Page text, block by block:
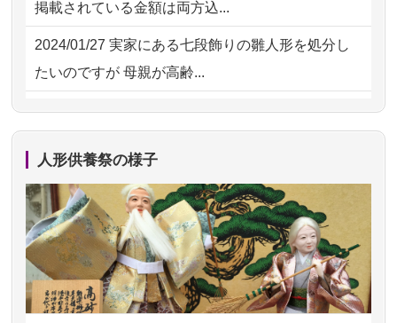
ただけそう...
2026/07/13 遠方からでもご依頼出来る点と申込ま
での方法が...
2026/07/10家から近かったので。
2026/07/08誰も住んでいない実家の片付けを始め
ました。 ...
2026/07/069年間自由が丘店を見守ってくれてあり
がとう。
掲載されている金額は両方込...
2024/01/27 実家にある七段飾りの雛人形を処分し
たいのですが 母親が高齢...
2024/01/13剥製の供養・処分をお願いできます
ですが？
2024/01/13お雛様のセットを供養・処分したいの
ですが、お雛様とお内裏様だ...
2024/01/13供養申込みの後、供養祭までお人形は
人形供養祭の様子